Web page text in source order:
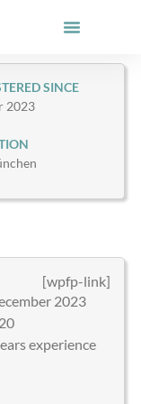
SINCE
2023
[wpfp-link]
2023
experience